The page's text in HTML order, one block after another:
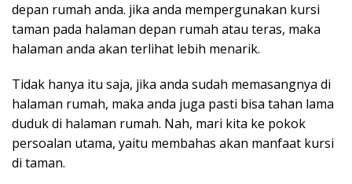
depan rumah anda. jika anda mempergunakan kursi
taman pada halaman depan rumah atau teras, maka
halaman anda akan terlihat lebih menarik.
Tidak hanya itu saja, jika anda sudah memasangnya di
halaman rumah, maka anda juga pasti bisa tahan lama
duduk di halaman rumah. Nah, mari kita ke pokok
persoalan utama, yaitu membahas akan manfaat kursi
di taman.